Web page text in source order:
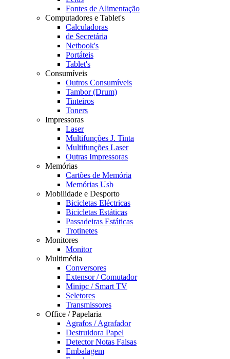
Fontes de Alimentação
Computadores e Tablet's
Calculadoras
de Secretária
Netbook's
Portáteis
Tablet's
Consumíveis
Outros Consumíveis
Tambor (Drum)
Tinteiros
Toners
Impressoras
Laser
Multifunções J. Tinta
Multifunções Laser
Outras Impressoras
Memórias
Cartões de Memória
Memórias Usb
Mobilidade e Desporto
Bicicletas Eléctricas
Bicicletas Estáticas
Passadeiras Estáticas
Trotinetes
Monitores
Monitor
Multimédia
Conversores
Extensor / Comutador
Minipc / Smart TV
Seletores
Transmissores
Office / Papelaria
Agrafos / Agrafador
Destruidora Papel
Detector Notas Falsas
Embalagem